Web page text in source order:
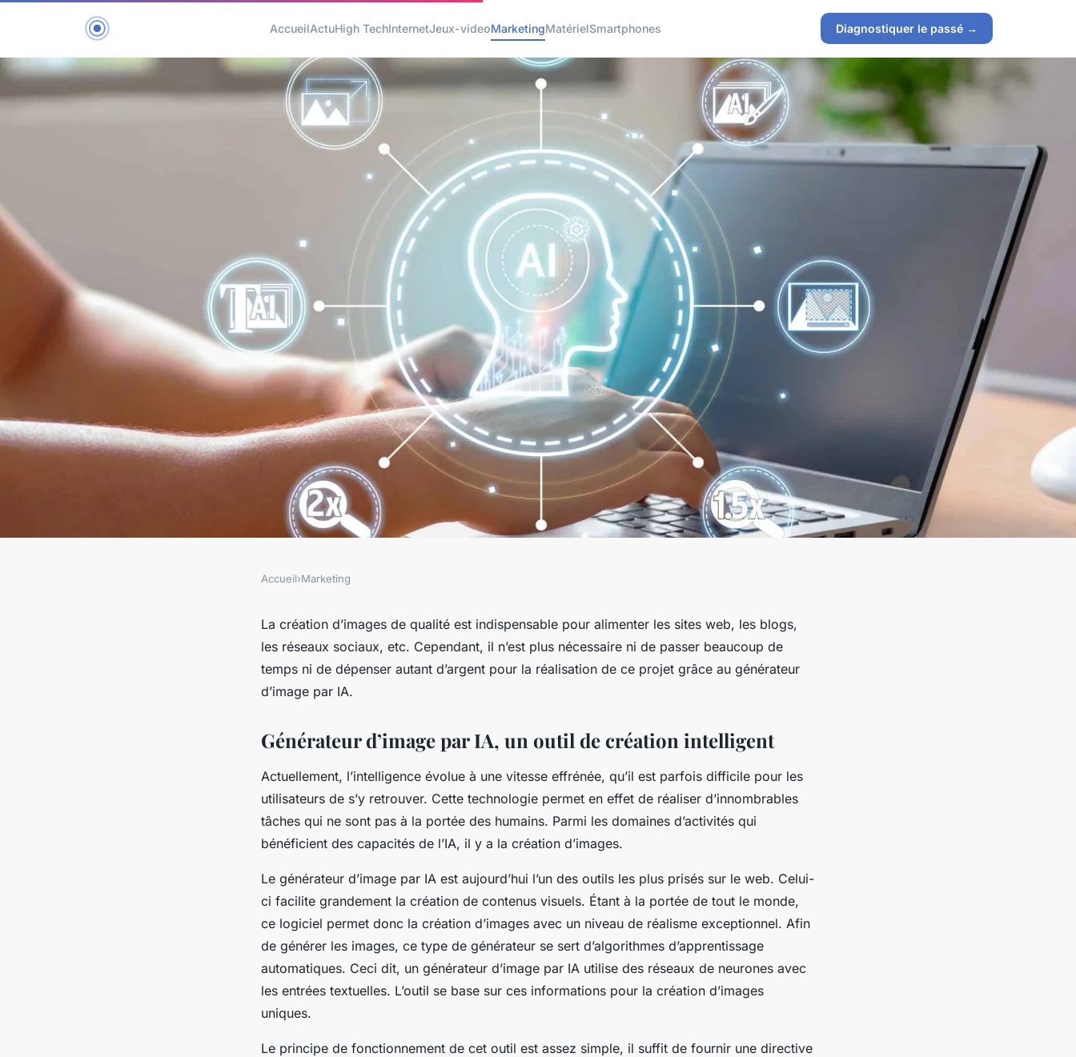
AccueilActuHigh TechInternetJeux-videoMarketingMatérielSmartphones Diagnostiquer le passé →
Optimiser la création de contenus
visuels avec le générateur d'image par
Accueil›Marketing
La création d’images de qualité est indispensable pour alimenter les sites web, les blogs,
les réseaux sociaux, etc. Cependant, il n’est plus nécessaire ni de passer beaucoup de
temps ni de dépenser autant d’argent pour la réalisation de ce projet grâce au générateur
d’image par IA.
Générateur d’image par IA, un outil de création intelligent
Actuellement, l’intelligence évolue à une vitesse effrénée, qu’il est parfois difficile pour les
utilisateurs de s’y retrouver. Cette technologie permet en effet de réaliser d’innombrables
tâches qui ne sont pas à la portée des humains. Parmi les domaines d’activités qui
bénéficient des capacités de l’IA, il y a la création d’images.
Le générateur d’image par IA est aujourd’hui l’un des outils les plus prisés sur le web. Celui-
ci facilite grandement la création de contenus visuels. Étant à la portée de tout le monde,
ce logiciel permet donc la création d’images avec un niveau de réalisme exceptionnel. Afin
de générer les images, ce type de générateur se sert d’algorithmes d’apprentissage
automatiques. Ceci dit, un générateur d’image par IA utilise des réseaux de neurones avec
les entrées textuelles. L’outil se base sur ces informations pour la création d’images
uniques.
Le principe de fonctionnement de cet outil est assez simple, il suffit de fournir une directive